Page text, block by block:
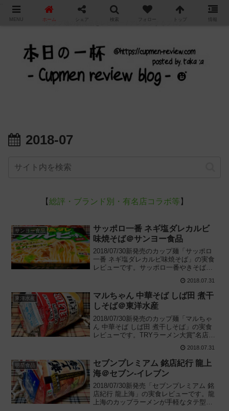
カップ麺の新商品をレビュー / アレンジするブログ
2018-07
【総評・ブランド別・有名店コラボ等 】
サンヨー食品
サッポロ一番 ネギ塩ダレカルビ
味焼そば＠サンヨー食品
2018/07/30新発売のカップ麺「サッポロ
一番 ネギ塩ダレカルビ味焼そば」の実食
レビューです。サッポロ一番やきそばの
で、夏に食べたくなる“焼肉”をテーマにし
たカップ焼そばを食べてみました。
2018.07.31
東洋水産
マルちゃん 中華そば しば田 煮干
しそば＠東洋水産
2018/07/30新発売のカップ麺「マルちゃ
ん 中華そば しば田 煮干しそば」の実食
レビューです。TRYラーメン大賞"名店部
ニューがカップラーメンに！食べてみた
感想を丁寧に紹介します。
2018.07.31
明星食品
セブンプレミアム 銘店紀行 龍上
海＠セブン-イレブン
2018/07/30新発売「セブンプレミアム 銘
店紀行 龍上海」の実食レビューです。龍
上海のカップラーメンが手軽なタテ型に
MENU ホーム シェア 検索 フォロー トップ 情報